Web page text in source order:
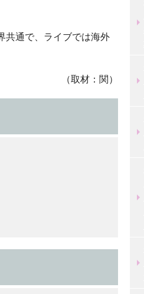
共通で、ライブでは海外
）